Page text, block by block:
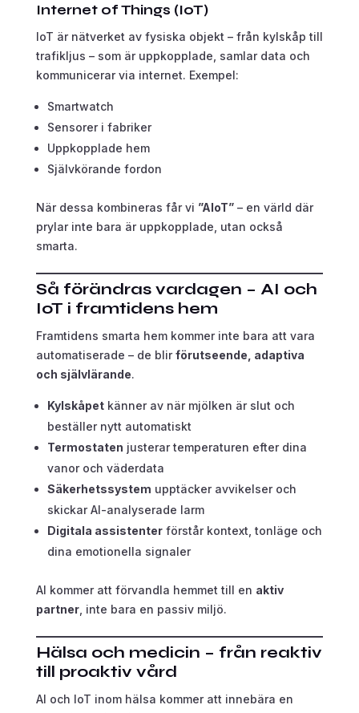
Internet of Things (IoT)
IoT är nätverket av fysiska objekt – från kylskåp till
trafikljus – som är uppkopplade, samlar data och
kommunicerar via internet. Exempel:
Smartwatch
Sensorer i fabriker
Uppkopplade hem
Självkörande fordon
När dessa kombineras får vi ”AIoT”– en värld där
prylar inte bara är uppkopplade, utan också
smarta.
Så förändras vardagen – AI och
IoT i framtidens hem
Framtidens smarta hem kommer inte bara att vara
automatiserade – de blirförutseende, adaptiva
och självlärande.
Kylskåpetkänner av när mjölken är slut och
beställer nytt automatiskt
Termostaten justerar temperaturen efter dina
vanor och väderdata
Säkerhetssystem upptäcker avvikelser och
skickar AI-analyserade larm
Digitala assistenterförstår kontext, tonläge och
dina emotionella signaler
AI kommer att förvandla hemmet till en aktiv
partner, inte bara en passiv miljö.
Hälsa och medicin – från reaktiv
till proaktiv vård
AI och IoT inom hälsa kommer att innebära en